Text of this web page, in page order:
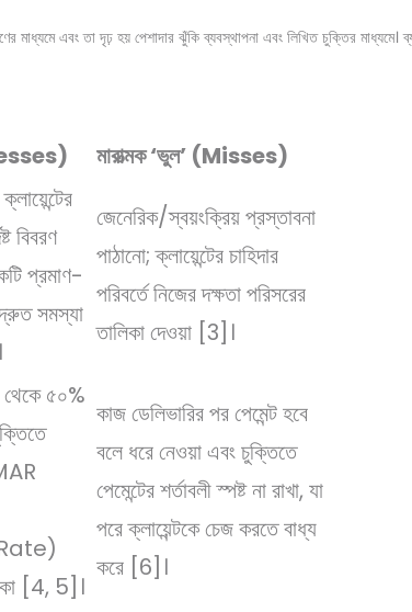
মাধ্যমে এবং তা দৃঢ় হয় পেশাদার ঝুঁকি ব্যবস্থাপনা এবং লিখিত চুক্তির
মারাত্মক ‘ভুল’ (Misses)
বিবরণ
প্রমাণ-
সমস্যা
জেনেরিক/স্বয়ংক্রিয় প্রস্তাবনা
পাঠানো; ক্লায়েন্টের চাহিদার
পরিবর্তে নিজের দক্ষতা পরিসরের
তালিকা দেওয়া [3]।
থেকে ৫০%
[4, 5]।
কাজ ডেলিভারির পর পেমেন্ট হবে
বলে ধরে নেওয়া এবং চুক্তিতে
পেমেন্টের শর্তাবলী স্পষ্ট না রাখা, যা
পরে ক্লায়েন্টকে চেজ করতে বাধ্য
করে [6]।